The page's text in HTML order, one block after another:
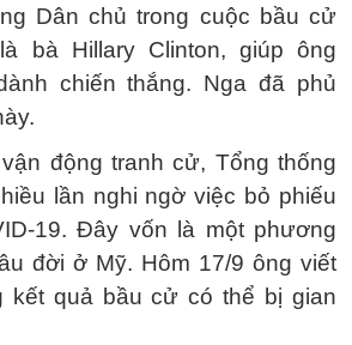
Dân chủ trong cuộc bầu cử
bà Hillary Clinton, giúp ông
chiến thắng. Nga đã phủ
động tranh cử, Tổng thống
lần nghi ngờ việc bỏ phiếu
19. Đây vốn là một phương
đời ở Mỹ. Hôm 17/9 ông viết
kết quả bầu cử có thể bị gian